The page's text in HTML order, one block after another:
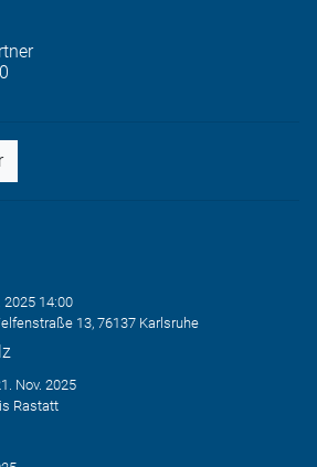
2025 14:00
13, 76137 Karlsruhe
Nov. 2025
Rastatt